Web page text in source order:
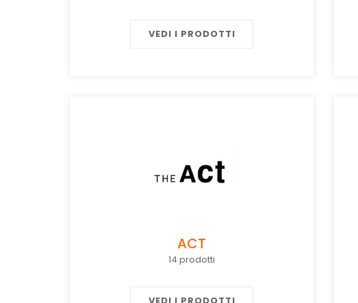
VEDI I PRODOTTI
ACT
14 prodotti